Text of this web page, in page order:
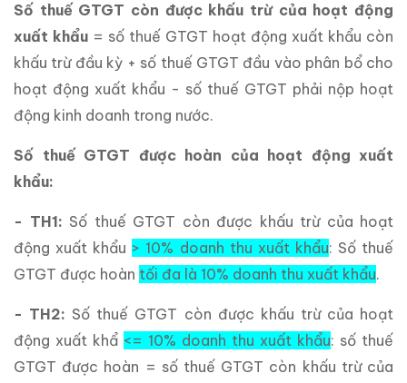
Số thuế GTGT còn được khấu trừ của hoạt động
xuất khẩu = số thuế GTGT hoạt động xuất khẩu còn
khấu trừ đầu kỳ + số thuế GTGT đầu vào phân bổ cho
hoạt động xuất khẩu - số thuế GTGT phải nộp hoạt
động kinh doanh trong nước.
Số thuế GTGT được hoàn của hoạt động xuất
khẩu:
- TH1: Số thuế GTGT còn được khấu trừ của hoạt
động xuất khẩu > 10% doanh thu xuất khẩu: Số thuế
GTGT được hoàn tối đa là 10% doanh thu xuất khẩu.
- TH2: Số thuế GTGT còn được khấu trừ của hoạt
động xuất khẩ <= 10% doanh thu xuất khẩu: số thuế
GTGT được hoàn = số thuế GTGT còn khấu trừ của